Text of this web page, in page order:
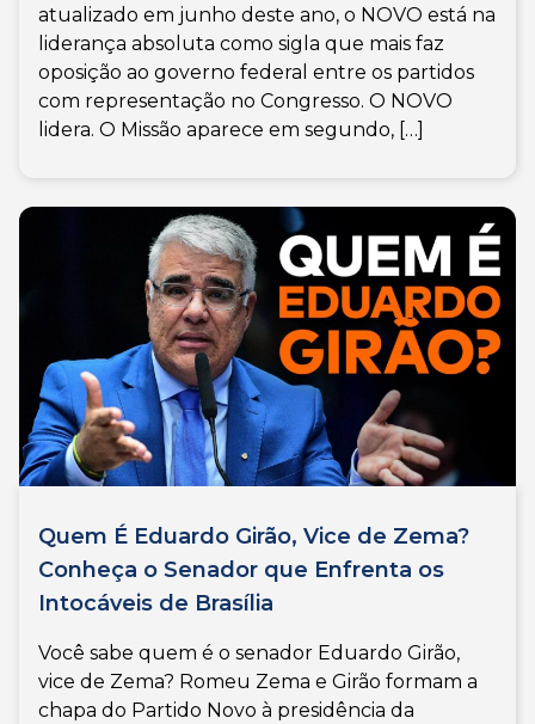
atualizado em junho deste ano, o NOVO está na
liderança absoluta como sigla que mais faz
oposição ao governo federal entre os partidos
com representação no Congresso. O NOVO
lidera. O Missão aparece em segundo, […]
Quem É Eduardo Girão, Vice de Zema?
Conheça o Senador que Enfrenta os
Intocáveis de Brasília
Você sabe quem é o senador Eduardo Girão,
vice de Zema? Romeu Zema e Girão formam a
chapa do Partido Novo à presidência da